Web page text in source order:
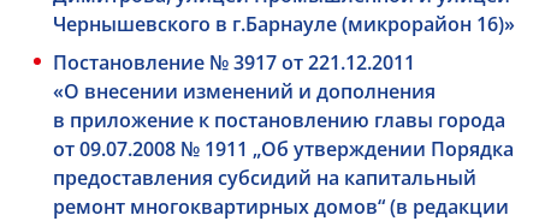
Чернышевского в г.Барнауле (микрорайон 16)»
Постановление № 3917 от 221.12.2011
«О внесении изменений и дополнения
в приложение к постановлению главы города
от 09.07.2008 № 1911 „Об утверждении Порядка
предоставления субсидий на капитальный
ремонт многоквартирных домов“ (в редакции